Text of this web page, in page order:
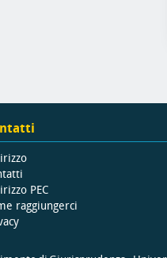
PEC
raggiungerci